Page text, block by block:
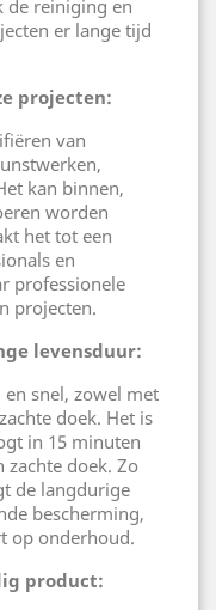
de reiniging en
er lange tijd
projecten:
van
kan binnen,
worden
het tot een
en
professionele
projecten.
levensduur:
snel, zowel met
doek. Het is
in 15 minuten
zachte doek. Zo
de langdurige
bescherming,
op onderhoud.
product: